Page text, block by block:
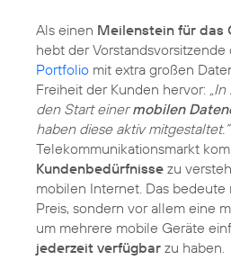
Als einen Meilenstein für das
hebt der Vorstandsvorsitzende
Portfolio mit extra großen
Freiheit der Kunden hervor:
den Start einermobilen
haben diese aktiv mitgestaltet.“
Telekommunikationsmarkt
Kundenbedürfnisse zu
mobilen Internet. Das
Preis, sondern vor allem eine
um mehrere mobile Geräte
jederzeit verfügbar zu haben.